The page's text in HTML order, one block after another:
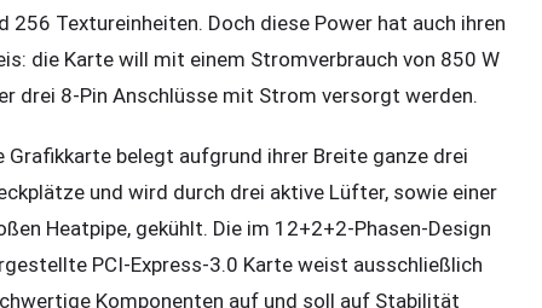
256 Textureinheiten. Doch diese Power hat auch ihren
die Karte will mit einem Stromverbrauch von 850 W
drei 8-Pin Anschlüsse mit Strom versorgt werden.
Grafikkarte belegt aufgrund ihrer Breite ganze drei
und wird durch drei aktive Lüfter, sowie einer
Heatpipe, gekühlt. Die im 12+2+2-Phasen-Design
PCI-Express-3.0 Karte weist ausschließlich
Komponenten auf und soll auf Stabilität